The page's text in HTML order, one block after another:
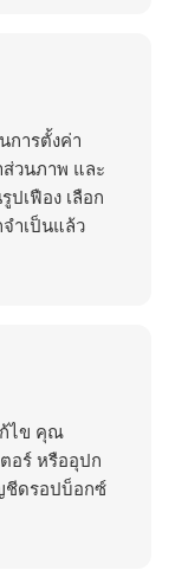
การตั้งค่า
วนภาพ และ
เฟือง เลือก
ำเป็นแล้ว
ไข คุณ
อร์ หรืออุปก
ชีดรอปบ็อกซ์